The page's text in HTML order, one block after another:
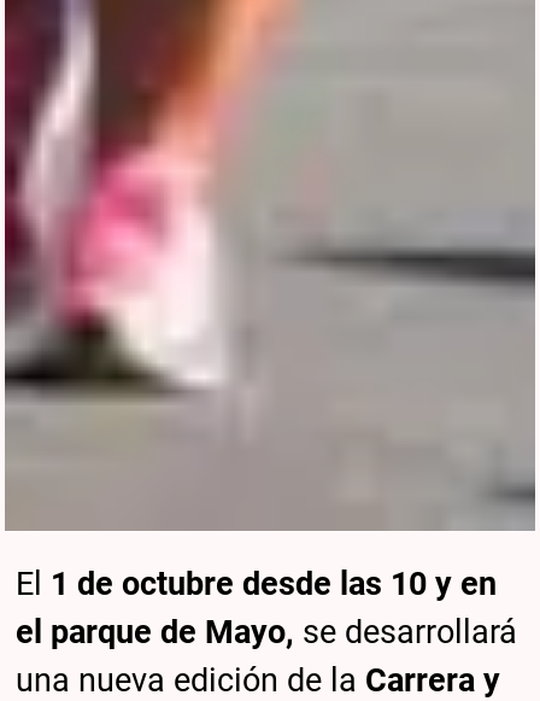
El 1 de octubre desde las 10 y en
el parque de Mayo, se desarrollará
una nueva edición de la Carrera y